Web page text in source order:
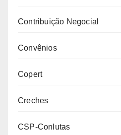
Contribuição Negocial
Convênios
Copert
Creches
CSP-Conlutas